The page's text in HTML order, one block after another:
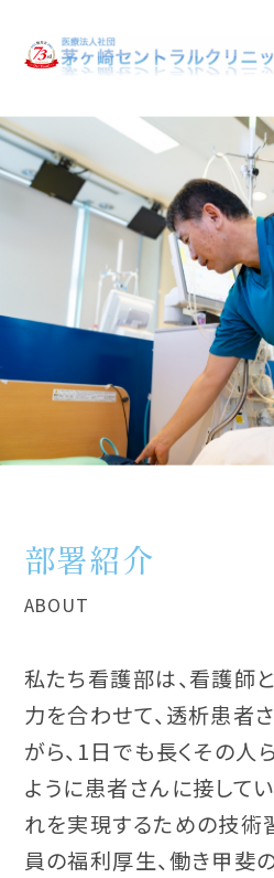
募集職種（看護）
部署紹介
ABOUT
私たち看護部は、看護師
力を合わせて、透析患者
がら、1日でも長くその人
ように患者さんに接して
れを実現するための技術
員の福利厚生、働き甲斐